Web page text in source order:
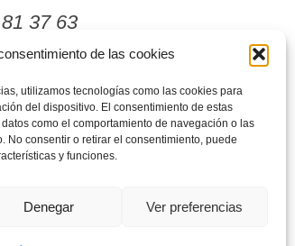
de las cookies
utilizamos tecnologías como las cookies para
del dispositivo. El consentimiento de estas
como el comportamiento de navegación o las
No consentir o retirar el consentimiento, puede
y funciones.
Denegar Ver preferencias
37 63